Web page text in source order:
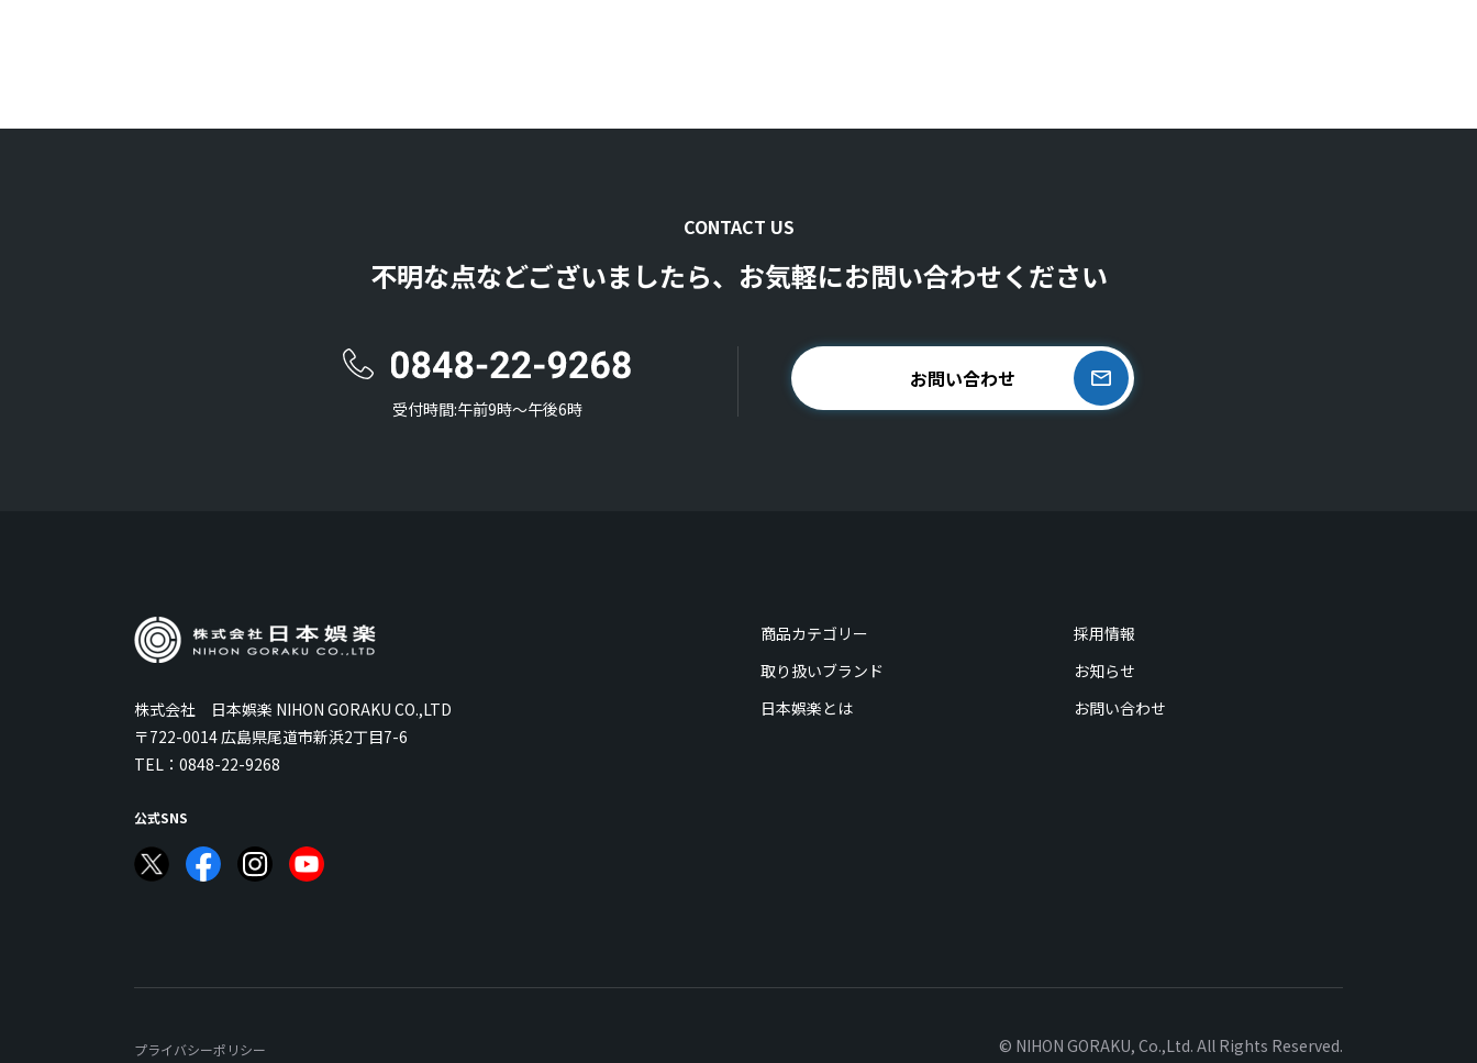
CONTACT US
不明な点などございましたら、お気軽にお問い合わせください
受付時間:午前9時〜午後6時
お問い合わせ
株式会社 日本娯楽 NIHON GORAKU CO.,LTD
〒722-0014 広島県尾道市新浜2丁目7-6
TEL： 0848-22-9268
公式SNS
商品カテゴリー
採用情報
取り扱いブランド
お知らせ
日本娯楽とは
お問い合わせ
プライバシーポリシー © NIHON GORAKU, Co.,Ltd. All Rights Reserved.